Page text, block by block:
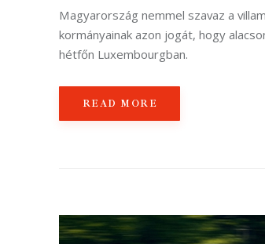
Magyarország nemmel szavaz a
kormányainak azon jogát, hogy
hétfőn Luxembourgban.
READ MORE